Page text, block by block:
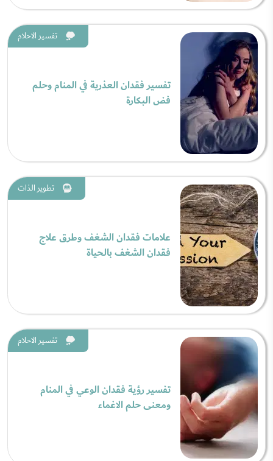
تفسير الاحلام
تفسير فقدان العذرية في المنام وحلم
فض البكارة
تطوير الذات
علامات فقدان الشغف وطرق علاج
فقدان الشغف بالحياة
تفسير الاحلام
تفسير رؤية فقدان الوعي في المنام
ومعنى حلم الاغماء